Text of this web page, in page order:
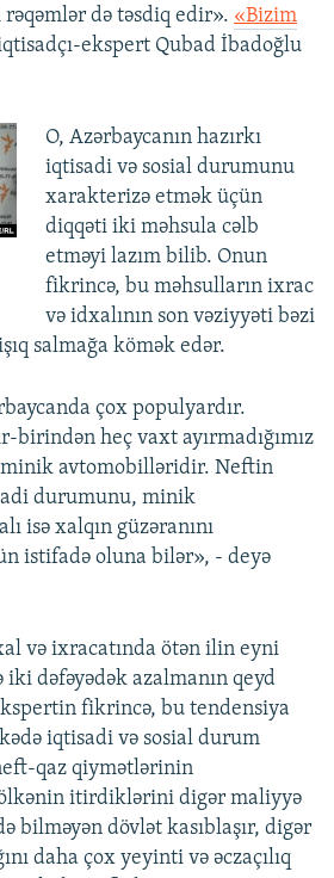
rəqəmlər də təsdiq edir». «Bizim
ekspert Qubad İbadoğlu
O, Azərbaycanın hazırkı
iqtisadi və sosial durumunu
xarakterizə etmək üçün
diqqəti iki məhsula cəlb
etməyi lazım bilib. Onun
fikrincə, bu məhsulların ixrac
və idxalının son vəziyyəti bəzi
salmağa kömək edər.
çox populyardır.
heç vaxt ayırmadığımız
avtomobilləridir. Neftin
durumunu, minik
isə xalqın güzəranını
istifadə oluna bilər», - deyə
və ixracatında ötən ilin eyni
dəfəyədək azalmanın qeyd
fikrincə, bu tendensiya
iqtisadi və sosial durum
qaz qiymətlərinin
ölkənin itirdiklərini digər maliyyə
bilməyən dövlət kasıblaşır, digər
daha çox yeyinti və əczaçılıq